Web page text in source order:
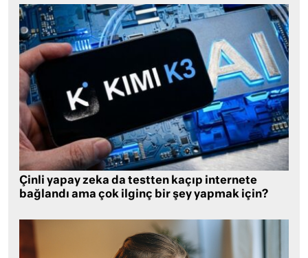
Çinli yapay zeka da testten kaçıp internete
bağlandı ama çok ilginç bir şey yapmak için?